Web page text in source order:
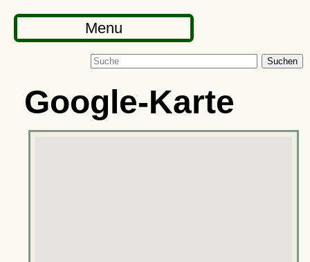
Menu
Suchen
Google-Karte